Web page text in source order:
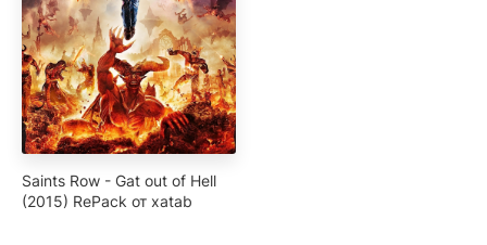
Saints Row - Gat out of Hell
(2015) RePack от xatab